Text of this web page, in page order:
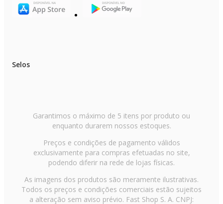
Selos
Garantimos o máximo de 5 itens por produto ou
enquanto durarem nossos estoques.
Preços e condições de pagamento válidos
exclusivamente para compras efetuadas no site,
podendo diferir na rede de lojas físicas.
As imagens dos produtos são meramente ilustrativas.
Todos os preços e condições comerciais estão sujeitos
a alteração sem aviso prévio. Fast Shop S. A. CNPJ: